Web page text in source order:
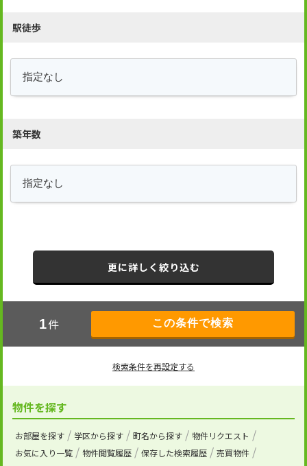
駅徒歩
築年数
更に詳しく絞り込む
1件
検索条件を再設定する
物件を探す
お部屋を探す 学区から探す 町名から探す
物件リクエスト
お気に入り一覧
物件閲覧履歴 保存した検索履歴 売買物件